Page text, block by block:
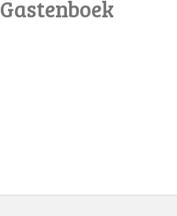
Gastenboek